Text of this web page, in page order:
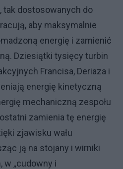
tak dostosowanych do
aby maksymalnie
energię i zamienić
Dziesiątki tysięcy turbin
Francisa, Deriaza i
energię kinetyczną
mechaniczną zespołu
zamienia tę energię
zjawisku wału
ją na stojany i wirniki
w „cudowny i